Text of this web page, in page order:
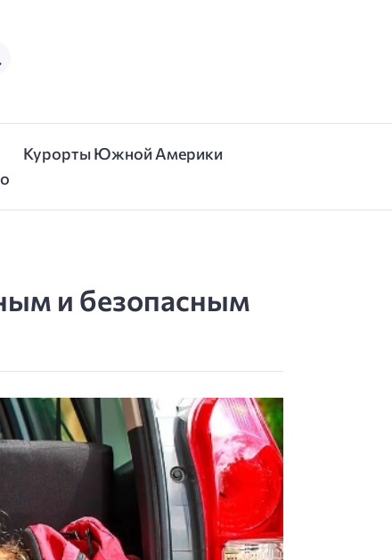
Курорты Южной Америки
и безопасным